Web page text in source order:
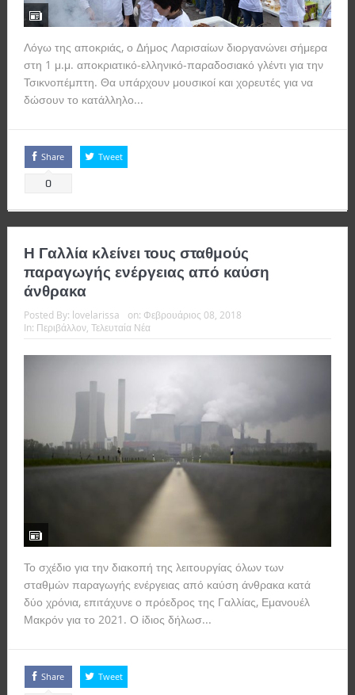
Λόγω της αποκριάς, ο Δήμος Λαρισαίων διοργανώνει σήμερα
στη 1 μ.μ. αποκριατικό-ελληνικό-παραδοσιακό γλέντι για την
Τσικνοπέμπτη. Θα υπάρχουν μουσικοί και χορευτές για να
δώσουν το κατάλληλο...
Share
0
Tweet
Η Γαλλία κλείνει τους σταθμούς
παραγωγής ενέργειας από καύση
άνθρακα
Posted By: lovelarissa on: Φεβρουάριος 08, 2018
In: Περιβάλλον, Τελευταία Νέα
Το σχέδιο για την διακοπή της λειτουργίας όλων των
σταθμών παραγωγής ενέργειας από καύση άνθρακα κατά
δύο χρόνια, επιτάχυνε ο πρόεδρος της Γαλλίας, Εμανουέλ
Μακρόν για το 2021. Ο ίδιος δήλωσ...
Share Tweet